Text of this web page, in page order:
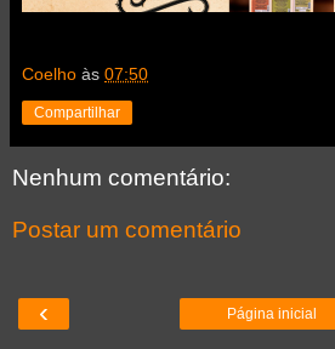
Coelho às 07:50
Compartilhar
Nenhum comentário:
Postar um comentário
‹ Página inicial